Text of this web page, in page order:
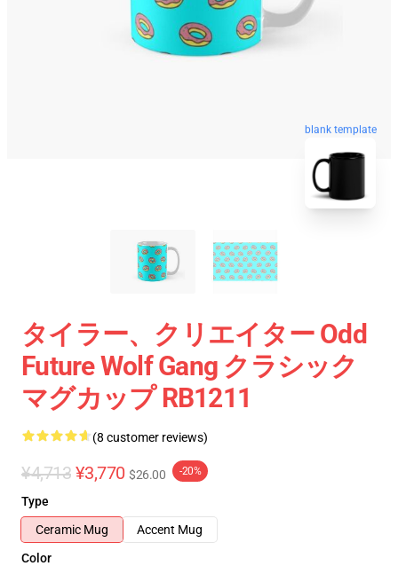
blank template
タイラー、クリエイター Odd
Future Wolf Gang クラシック
マグカップ RB1211
(8 customer reviews)
¥4,713 ¥3,770 $26.00 -20%
Type
Ceramic Mug
Accent Mug
Color